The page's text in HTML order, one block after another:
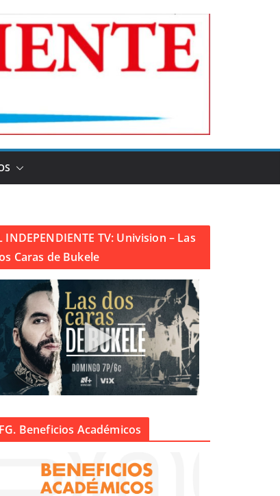
INDEPENDIENTE TV: Univision – Las
Caras de Bukele
Beneficios Académicos